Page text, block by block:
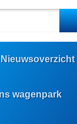
Zoeken naar:
Nieuwsoverzicht
wagenpark